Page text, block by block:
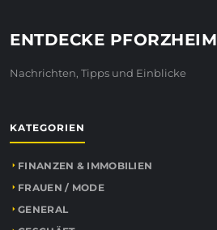
ENTDECKE PFORZHEIM
Nachrichten, Tipps und Einblicke
KATEGORIEN
FINANZEN & IMMOBILIEN
FRAUEN / MODE
GENERAL